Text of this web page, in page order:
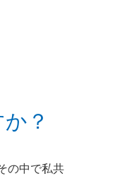
？
の中で私共